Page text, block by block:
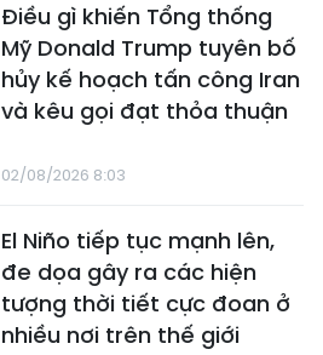
Điều gì khiến Tổng thống
Mỹ Donald Trump tuyên bố
hủy kế hoạch tấn công Iran
và kêu gọi đạt thỏa thuận
02/08/2026 8:03
El Niño tiếp tục mạnh lên,
đe dọa gây ra các hiện
tượng thời tiết cực đoan ở
nhiều nơi trên thế giới